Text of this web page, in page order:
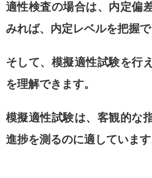
適性検査の場合は、 内定偏
みれば、内定レベルを把握で
そして、模擬適性試験を行
を理解できます。
模擬適性試験は、客観的な
進捗を測るのに適しています